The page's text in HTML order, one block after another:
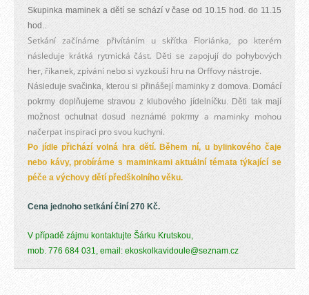
Skupinka maminek a dětí se schází v čase od 10.15 hod. do 11.15
hod..
Setkání začínáme přivítáním u skřítka Floriánka, po kterém
následuje krátká rytmická část. Děti se zapojují do pohybových
her, říkanek, zpívání nebo si vyzkouší hru na Orffovy nástroje.
Následuje svačinka, kterou si přinášejí maminky z domova. Domácí
pokrmy doplňujeme stravou z klubového jídelníčku. Děti tak mají
možnost ochutnat dosud neznámé pokrmy a maminky mohou
načerpat inspiraci pro svou kuchyni.
Po jídle přichází volná hra dětí. Během ní, u bylinkového čaje
nebo kávy, probíráme s maminkami aktuální témata týkající se
péče a výchovy dětí předškolního věku.
Cena jednoho setkání činí 270 Kč.
V případě zájmu kontaktujte Šárku Krutskou,
mob. 776 684 031, email: ekoskolkavidoule@seznam.cz